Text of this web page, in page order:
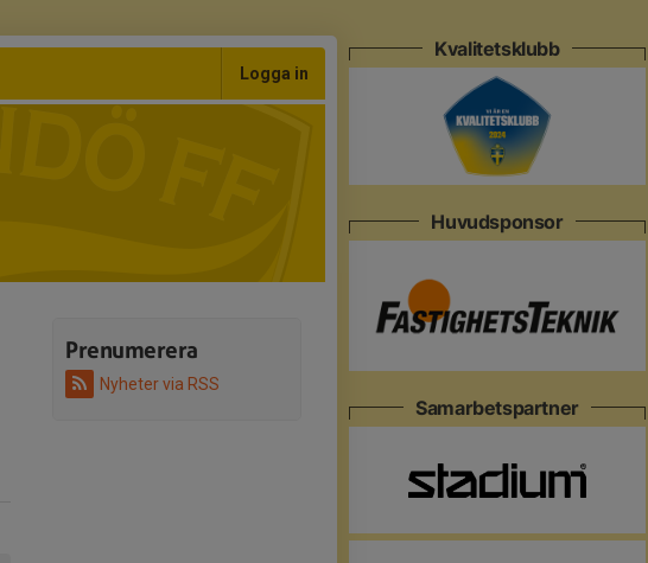
Logga in
Prenumerera
Nyheter via RSS
Kvalitetsklubb
Huvudsponsor
Samarbetspartner